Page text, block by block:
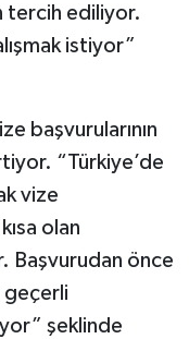
tercih ediliyor.
istiyor”
başvurularının
“Türkiye’de
vize
olan
Başvurudan önce
geçerli
şeklinde